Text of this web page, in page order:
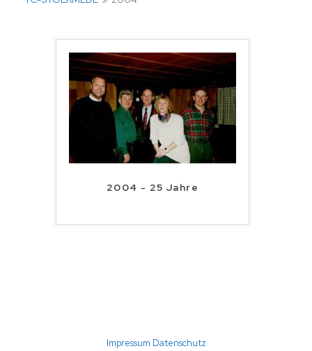
2004 - 25 Jahre
Impressum Datenschutz